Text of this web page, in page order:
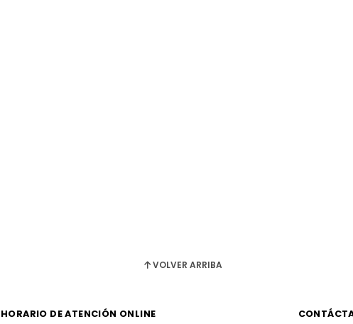
VOLVER ARRIBA
HORARIO DE ATENCIÓN ONLINE